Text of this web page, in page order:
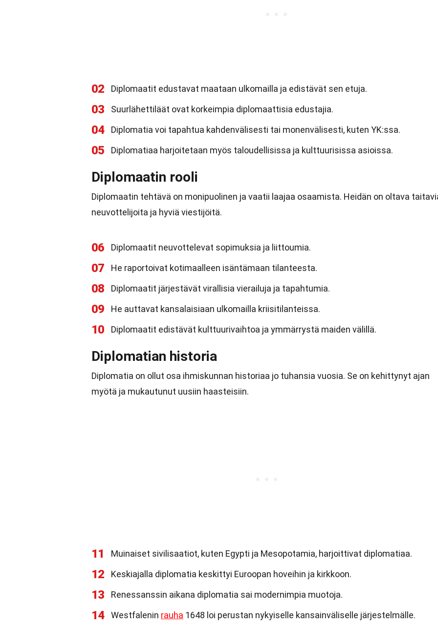
02 Diplomaatit edustavat maataan ulkomailla ja edistävät sen etuja.
03 Suurlähettiläät ovat korkeimpia diplomaattisia edustajia.
04 Diplomatia voi tapahtua kahdenvälisesti tai monenvälisesti, kuten YK:ssa.
05 Diplomatiaa harjoitetaan myös taloudellisissa ja kulttuurisissa asioissa.
Diplomaatin rooli
Diplomaatin tehtävä on monipuolinen ja vaatii laajaa osaamista. Heidän on oltava
neuvottelijoita ja hyviä viestijöitä.
06 Diplomaatit neuvottelevat sopimuksia ja liittoumia.
07 He raportoivat kotimaalleen isäntämaan tilanteesta.
08 Diplomaatit järjestävät virallisia vierailuja ja tapahtumia.
09 He auttavat kansalaisiaan ulkomailla kriisitilanteissa.
10 Diplomaatit edistävät kulttuurivaihtoa ja ymmärrystä maiden välillä.
Diplomatian historia
Diplomatia on ollut osa ihmiskunnan historiaa jo tuhansia vuosia. Se on kehittynyt ajan
myötä ja mukautunut uusiin haasteisiin.
11 Muinaiset sivilisaatiot, kuten Egypti ja Mesopotamia, harjoittivat diplomatiaa.
12 Keskiajalla diplomatia keskittyi Euroopan hoveihin ja kirkkoon.
13 Renessanssin aikana diplomatia sai modernimpia muotoja.
14 Westfalenin rauha 1648 loi perustan nykyiselle kansainväliselle järjestelmälle.